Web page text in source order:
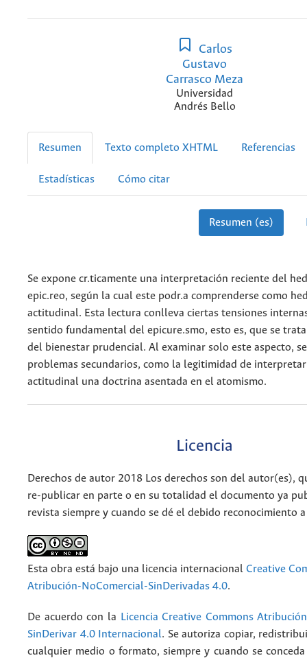
Carlos
Gustavo
Carrasco Meza
Universidad
Andrés Bello
Resumen Texto completo XHTML Referencias
Estadísticas Cómo citar
Resumen (es)
Se expone cr.ticamente una interpretación reciente del
epic.reo, según la cual este podr.a comprenderse como
actitudinal. Esta lectura conlleva ciertas tensiones
sentido fundamental del epicure.smo, esto es, que se
del bienestar prudencial. Al examinar solo este aspecto,
problemas secundarios, como la legitimidad de
actitudinal una doctrina asentada en el atomismo.
Licencia
Derechos de autor 2018 Los derechos son del autor(es),
re-publicar en parte o en su totalidad el documento ya
revista siempre y cuando se dé el debido reconocimiento
Esta obra está bajo una licencia internacional Creative
Atribución-NoComercial-SinDerivadas 4.0.
De acuerdo con la Licencia Creative Commons
SinDerivar 4.0 Internacional. Se autoriza copiar,
cualquier medio o formato, siempre y cuando se